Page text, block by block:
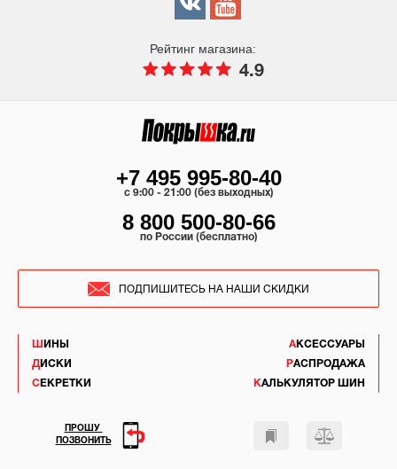
Рейтинг магазина:
4.9
ШИНЫ
ДИСКИ
СЕКРЕТКИ
АКСЕССУАРЫ
РАСПРОДАЖА
КАЛЬКУЛЯТОР ШИН
+7 495 995-80-40
c 9:00 - 21:00 (без выходных)
8 800 500-80-66
по России (бесплатно)
ПОДПИШИТЕСЬ НА НАШИ СКИДКИ
ПРОШУ
ПОЗВОНИТЬ